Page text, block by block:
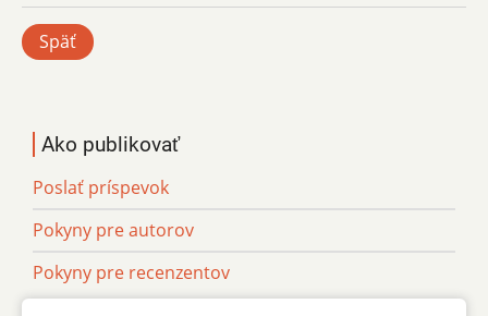
Späť
Ako publikovať
Poslať príspevok
Pokyny pre autorov
Pokyny pre recenzentov